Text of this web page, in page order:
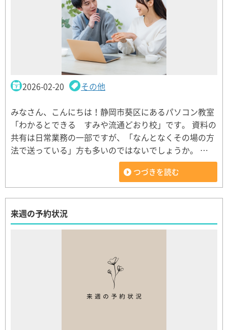
2026-02-20 その他
みなさん、こんにちは！静岡市葵区にあるパソコン教室
「わかるとできる すみや流通どおり校」です。 資料の
共有は日常業務の一部ですが、「なんとなくその場の方
法で送っている」方も多いのではないでしょうか。 …
つづきを読む
来週の予約状況